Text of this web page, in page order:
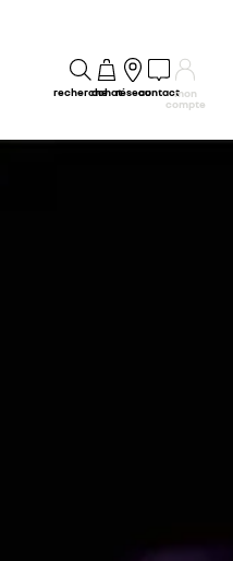
rechercheachatréseaucontactmon
compte